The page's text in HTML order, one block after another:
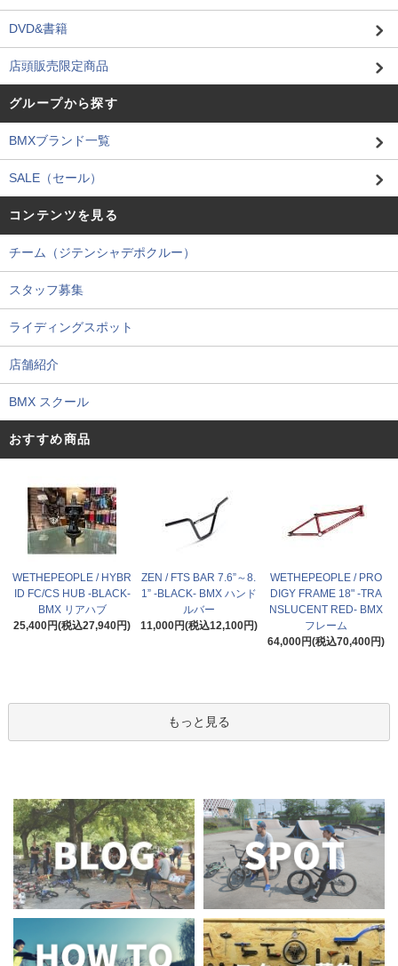
DVD&書籍
店頭販売限定商品
グループから探す
BMXブランド一覧
SALE（セール）
コンテンツを見る
チーム（ジテンシャデポクルー）
スタッフ募集
ライディングスポット
店舗紹介
BMX スクール
おすすめ商品
WETHEPEOPLE / HYBR
ID FC/CS HUB -BLACK-
BMX リアハブ
25,400円(税込27,940円)
ZEN / FTS BAR 7.6”～8.
1” -BLACK- BMX ハンド
ルバー
11,000円(税込12,100円)
WETHEPEOPLE / PRO
DIGY FRAME 18" -TRA
NSLUCENT RED- BMX
フレーム
64,000円(税込70,400円)
もっと見る